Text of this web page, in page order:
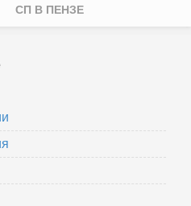
СП В ПЕНЗЕ